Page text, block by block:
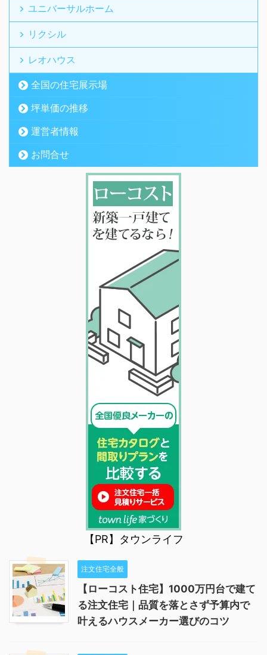
ユニバーサルホーム
リクシル
レオハウス
全国の住宅展示場
坪単価の推移
運営者情報
お問合せ
【PR】タウンライフ
注文住宅全般
【ローコスト住宅】1000万円台で建て
る注文住宅｜品質を落とさず予算内で
叶えるハウスメーカー選びのコツ